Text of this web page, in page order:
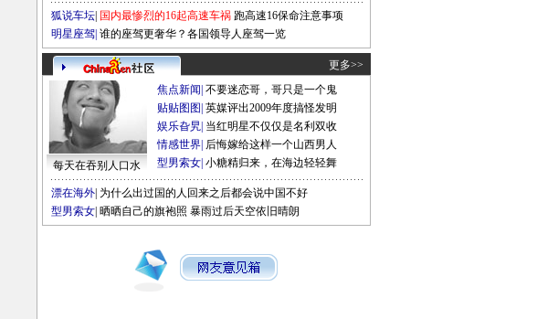
狐说车坛 国内最惨烈的16起高速车祸 跑高速16保命注意事项
明星座驾 谁的座驾更奢华？各国领导人座驾一览
更多>>
每天在吞别人口水
焦点新闻 不要迷恋哥，哥只是一个鬼
贴贴图图 英媒评出2009年度搞怪发明
娱乐旮旯 当红明星不仅仅是名利双收
情感世界 后悔嫁给这样一个山西男人
型男索女 小糖精归来，在海边轻轻舞
漂在海外 为什么出过国的人回来之后都会说中国不好
型男索女 晒晒自己的旗袍照 暴雨过后天空依旧晴朗